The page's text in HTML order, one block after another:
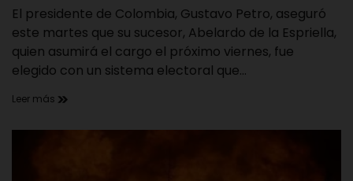
read
time
El presidente de Colombia, Gustavo Petro, aseguró
este martes que su sucesor, Abelardo de la Espriella,
quien asumirá el cargo el próximo viernes, fue
elegido con un sistema electoral que…
Leer más